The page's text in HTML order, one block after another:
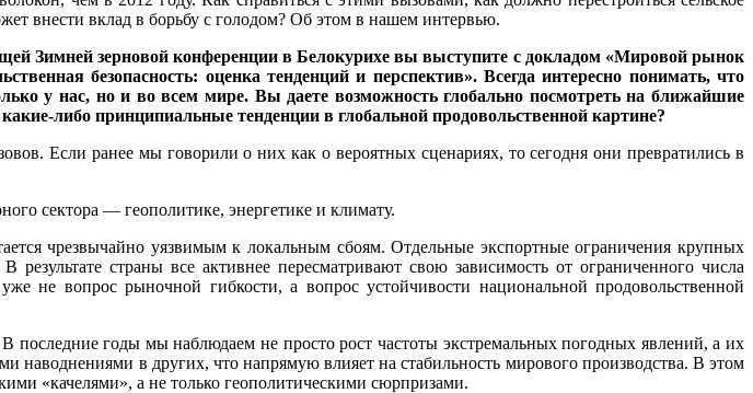
внести вклад в борьбу с голодом? Об этом в нашем интервью.
Зимней зерновой конференции в Белокурихе вы выступите с докладом «Мировой рынок
безопасность: оценка тенденций и перспектив». Всегда интересно понимать, что
у нас, но и во всем мире. Вы даете возможность глобально посмотреть на ближайшие
либо принципиальные тенденции в глобальной продовольственной картине?
Если ранее мы говорили о них как о вероятных сценариях, то сегодня они превратились в
сектора — геополитике, энергетике и климату.
чрезвычайно уязвимым к локальным сбоям. Отдельные экспортные ограничения крупных
страны все активнее пересматривают свою зависимость от ограниченного числа
не вопрос рыночной гибкости, а вопрос устойчивости национальной продовольственной
последние годы мы наблюдаем не просто рост частоты экстремальных погодных явлений, а их
наводнениями в других, что напрямую влияет на стабильность мирового производства. В этом
«качелями», а не только геополитическими сюрпризами.